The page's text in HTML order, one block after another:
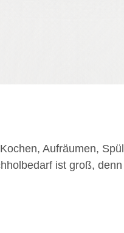
Aufräumen,
ist groß,